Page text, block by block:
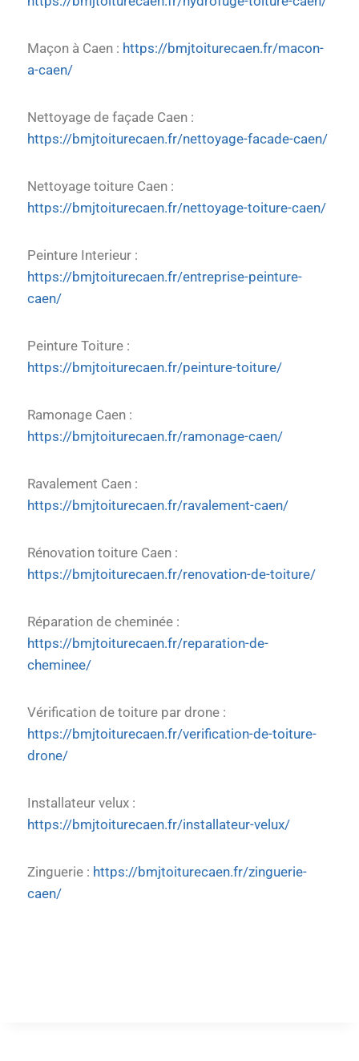
Maçon à Caen : https://bmjtoiturecaen.fr/macon-
a-caen/
Nettoyage de façade Caen :
https://bmjtoiturecaen.fr/nettoyage-facade-caen/
Nettoyage toiture Caen :
https://bmjtoiturecaen.fr/nettoyage-toiture-caen/
Peinture Interieur :
https://bmjtoiturecaen.fr/entreprise-peinture-
caen/
Peinture Toiture :
https://bmjtoiturecaen.fr/peinture-toiture/
Ramonage Caen :
https://bmjtoiturecaen.fr/ramonage-caen/
Ravalement Caen :
https://bmjtoiturecaen.fr/ravalement-caen/
Rénovation toiture Caen :
https://bmjtoiturecaen.fr/renovation-de-toiture/
Réparation de cheminée :
https://bmjtoiturecaen.fr/reparation-de-
cheminee/
Vérification de toiture par drone :
https://bmjtoiturecaen.fr/verification-de-toiture-
drone/
Installateur velux :
https://bmjtoiturecaen.fr/installateur-velux/
Zinguerie : https://bmjtoiturecaen.fr/zinguerie-
caen/